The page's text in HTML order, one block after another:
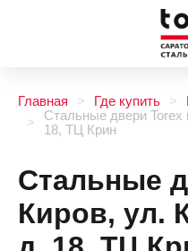
Главная Где купить
Стальные двери Torex
18, ТЦ Крин
Стальные
Киров, ул.